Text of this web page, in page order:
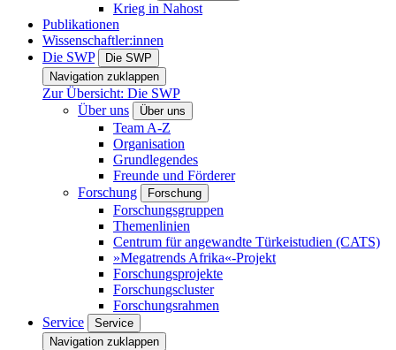
Krieg in Nahost
Publikationen
Wissenschaftler:innen
Die SWP
Die SWP
Navigation zuklappen
Zur Übersicht: Die SWP
Über uns
Über uns
Team A-Z
Organisation
Grundlegendes
Freunde und Förderer
Forschung
Forschung
Forschungsgruppen
Themenlinien
Centrum für angewandte Türkeistudien (CATS)
»Megatrends Afrika«-Projekt
Forschungsprojekte
Forschungscluster
Forschungsrahmen
Service
Service
Navigation zuklappen